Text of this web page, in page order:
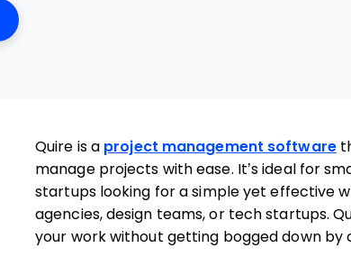
New Window
Quire is a project management software
manage projects with ease. It’s ideal for
startups looking for a simple yet effective
agencies, design teams, or tech startups.
your work without getting bogged down by